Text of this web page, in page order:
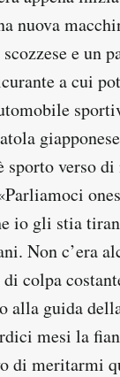
nuova
e un
a cui
verso di
io gli stia
Non c’era
colpa
alla guida
mesi la
di meritarmi